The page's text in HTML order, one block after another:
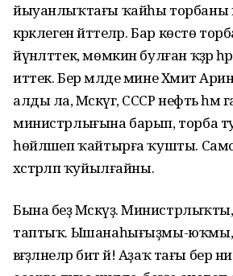
йыуанлыҡтағы ҡайһы торбаны
кәрәклеген әйттеләр. Бар көстө
йүнәлттек, мөмкин булған ҡәҙәр
иттек. Бер мәлде мине Хәмит
алды ла, Мәскәүгә, СССР нефть һәм газ
министрлығына барып, торба
һөйләшеп ҡайтырға ҡушты.
хәстәрләп ҡуйылғайны.
Бына беҙ Мәскәүҙә. Министрлыҡты,
таптыҡ. Ышанаһығыҙмы-юҡмы,
вәғәҙәләнеләр бит әй! Аҙаҡ тағы бер